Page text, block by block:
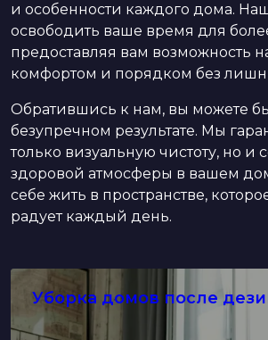
и особенности каждого дома.
освободить ваше время для
предоставляя вам возможность
комфортом и порядком без
Обратившись к нам, вы можете
безупречном результате. Мы
только визуальную чистоту, но и
здоровой атмосферы в вашем
себе жить в пространстве,
радует каждый день.
Уборка домов после